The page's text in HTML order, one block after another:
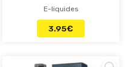
E-liquides
3.95€